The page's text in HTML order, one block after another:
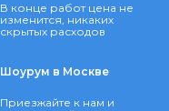
В конце работ цена не
изменится, никаких
скрытых расходов
Шоурум в Москве
Приезжайте к нам и